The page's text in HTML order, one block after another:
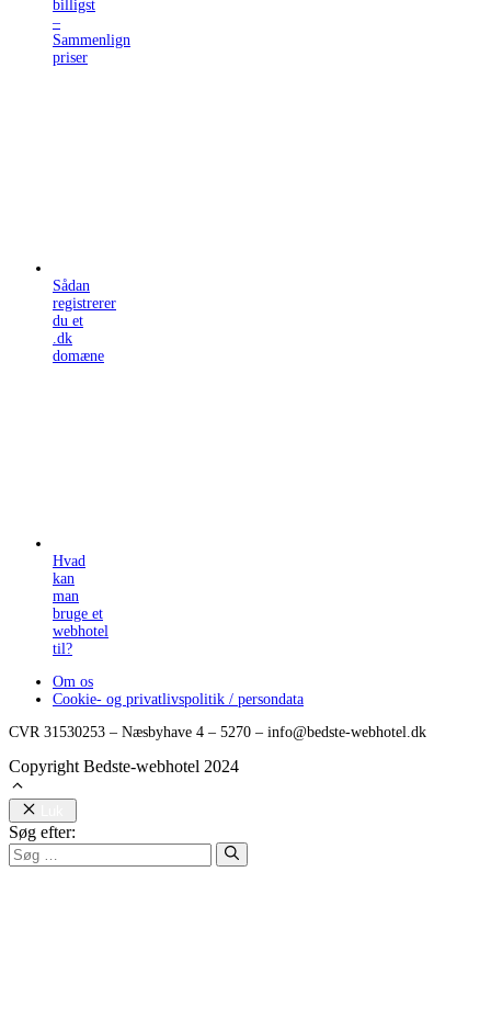
billigst
–
Sammenlign
priser
Sådan
registrerer
du et
.dk
domæne
Hvad
kan
man
bruge et
webhotel
til?
Om os
Cookie- og privatlivspolitik / persondata
CVR 31530253 – Næsbyhave 4 – 5270 – info@bedste-webhotel.dk
Copyright Bedste-webhotel 2024
Søg efter: